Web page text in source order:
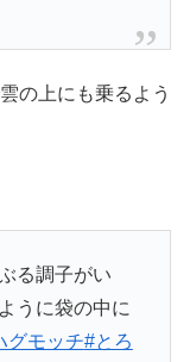
の上にも乗るよう
る調子がい
うに袋の中に
グモッチ#とろ